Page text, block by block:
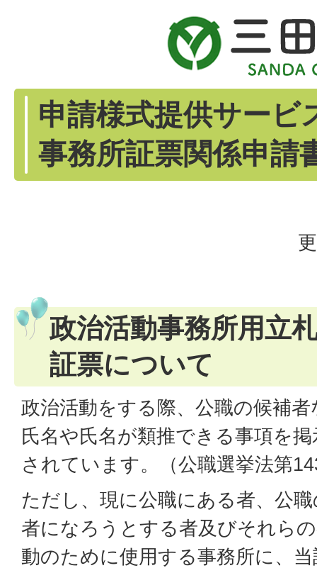
申請様式提供サービ
事務所証票関係申請
政治活動事務所用立
証票について
政治活動をする際、公職の候補
氏名や氏名が類推できる事項を
されています。（公職選挙法第
ただし、現に公職にある者、公
者になろうとする者及びそれら
動のために使用する事務所に、